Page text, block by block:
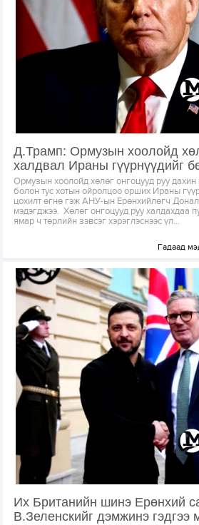
Д.Трамп: Ормузын хоолойд
халдвал Ираны гүүрнүүдийг
Ормузын хоолойд хөлөг онгоцууд руу
болон тус хотын ойролцоо орших Ираны
цохилт өгнө гэж АНУ-ын Ерөнхийлөгч
мэдэгджээ. Хөлөг онгоцууд руу халдахдаа
ямар ч төрлийн зэвсэг хэрэглэснээс үл...
Гадаад
Их Британийн шинэ Ерөнхий
В.Зеленскийг дэмжинэ гэдгээ